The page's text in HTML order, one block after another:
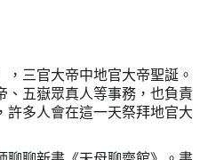
三官大帝中地官大帝聖誕。
、五嶽眾真人等事務，也負責
許多人會在這一天祭拜地官大